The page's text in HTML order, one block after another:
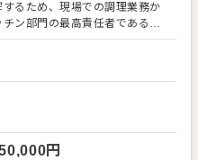
るため、現場での調理業務か
ン部門の最高責任者である料
をお任せします。具体的に
り付けまで）、新メニューの
さらに、キッチンスタッフの
管理、衛生管理を通じて、チ
料理提供を実現してくださ
方も安心してスタートできる
円